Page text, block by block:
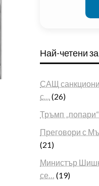
Най-четени
САЩ
с…
(26)
Тръмп „попари“
Преговори с
(21)
Министър
се…
(19)